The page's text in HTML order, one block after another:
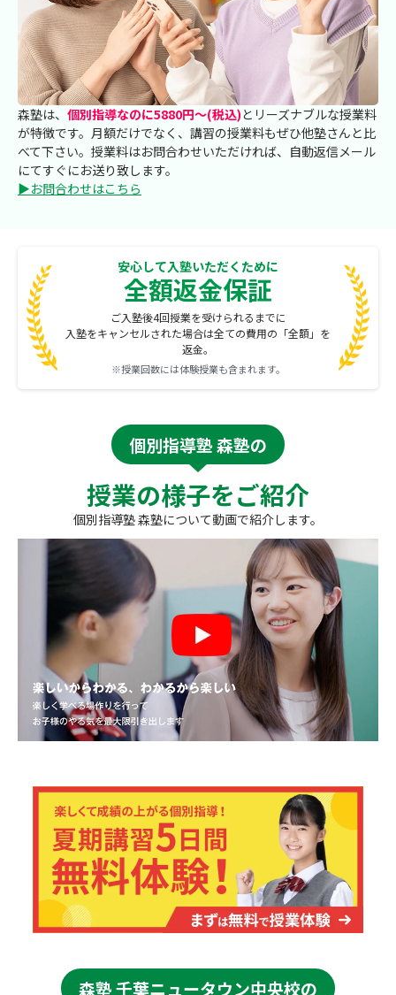
森塾は、 個別指導なのに5880円～(税込)とリーズナブルな授業料
が特徴です。月額だけでなく、講習の授業料もぜひ他塾さんと比
べて下さい。授業料はお問合わせいただければ、自動返信メール
にてすぐにお送り致します。
▶お問合わせはこちら
安心して入塾いただくために
全額返金保証
ご入塾後4回授業を受けられるまでに
入塾をキャンセルされた場合は全ての費用の「全額」を
返金。
※授業回数には体験授業も含まれます。
個別指導塾 森塾の
授業の様子をご紹介
個別指導塾 森塾について動画で紹介します。
森塾 千葉ニュータウン中央校の